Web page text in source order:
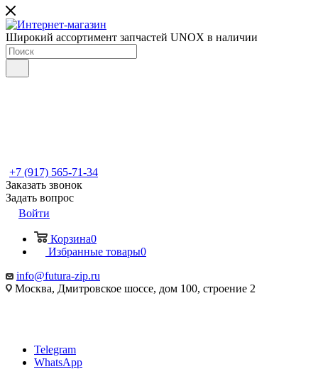
Широкий ассортимент запчастей UNOX в наличии
+7 (917) 565-71-34
Заказать звонок
Задать вопрос
Войти
Корзина0
Избранные товары0
info@futura-zip.ru
Москва, Дмитровское шоссе, дом 100, строение 2
Telegram
WhatsApp